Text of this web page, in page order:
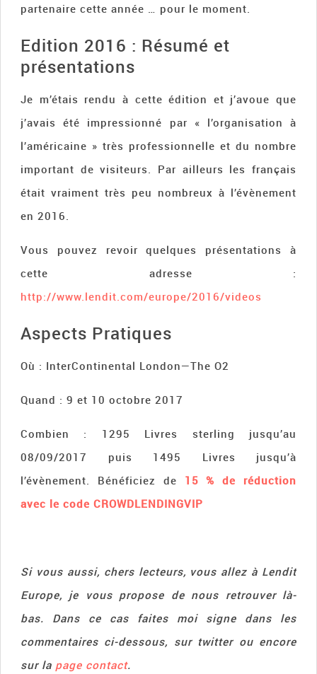
partenaire cette année … pour le moment.
Edition 2016 : Résumé et
présentations
Je m’étais rendu à cette édition et j’avoue que
j’avais été impressionné par « l’organisation à
l’américaine » très professionnelle et du nombre
important de visiteurs. Par ailleurs les français
était vraiment très peu nombreux à l’évènement
en 2016.
Vous pouvez revoir quelques présentations à
cette adresse :
http://www.lendit.com/europe/2016/videos
Aspects Pratiques
Où : InterContinental London—The O2
Quand : 9 et 10 octobre 2017
Combien : 1295 Livres sterling jusqu’au
08/09/2017 puis 1495 Livres jusqu’à
l’évènement. Bénéficiez de 15 % de réduction
avec le code CROWDLENDINGVIP
Si vous aussi, chers lecteurs, vous allez à Lendit
Europe, je vous propose de nous retrouver là-
bas. Dans ce cas faites moi signe dans les
commentaires ci-dessous, sur twitter ou encore
sur la page contact.